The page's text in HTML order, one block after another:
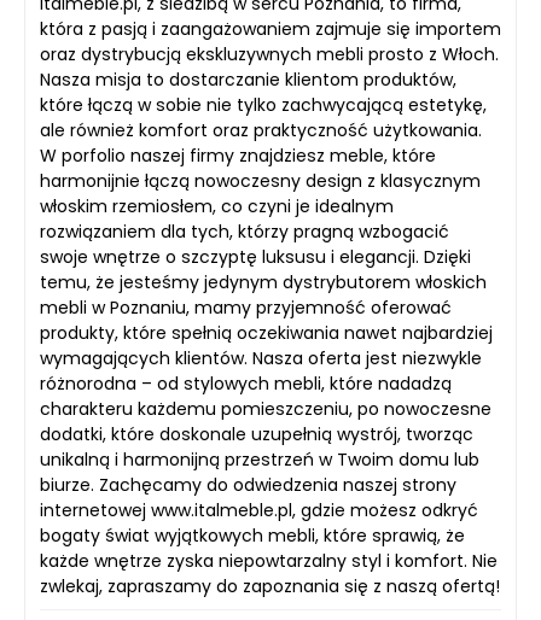
która z pasją i zaangażowaniem zajmuje się importem
oraz dystrybucją ekskluzywnych mebli prosto z Włoch.
Nasza misja to dostarczanie klientom produktów,
które łączą w sobie nie tylko zachwycającą estetykę,
ale również komfort oraz praktyczność użytkowania.
W porfolio naszej firmy znajdziesz meble, które
harmonijnie łączą nowoczesny design z klasycznym
włoskim rzemiosłem, co czyni je idealnym
rozwiązaniem dla tych, którzy pragną wzbogacić
swoje wnętrze o szczyptę luksusu i elegancji. Dzięki
temu, że jesteśmy jedynym dystrybutorem włoskich
mebli w Poznaniu, mamy przyjemność oferować
produkty, które spełnią oczekiwania nawet najbardziej
wymagających klientów. Nasza oferta jest niezwykle
różnorodna – od stylowych mebli, które nadadzą
charakteru każdemu pomieszczeniu, po nowoczesne
dodatki, które doskonale uzupełnią wystrój, tworząc
unikalną i harmonijną przestrzeń w Twoim domu lub
biurze. Zachęcamy do odwiedzenia naszej strony
internetowej www.italmeble.pl, gdzie możesz odkryć
bogaty świat wyjątkowych mebli, które sprawią, że
każde wnętrze zyska niepowtarzalny styl i komfort. Nie
zwlekaj, zapraszamy do zapoznania się z naszą ofertą!